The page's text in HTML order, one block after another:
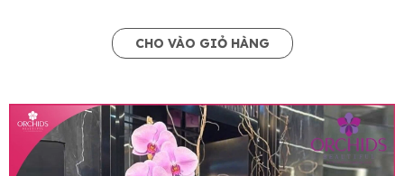
CHO VÀO GIỎ HÀNG